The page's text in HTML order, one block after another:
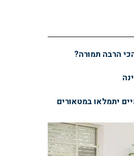
יתמלאו במטאורים